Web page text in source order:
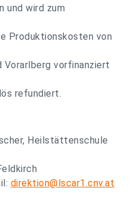
und wird zum
Produktionskosten von
Vorarlberg vorfinanziert
refundiert.
Heilstättenschule
direktion@lscar1.cnv.at